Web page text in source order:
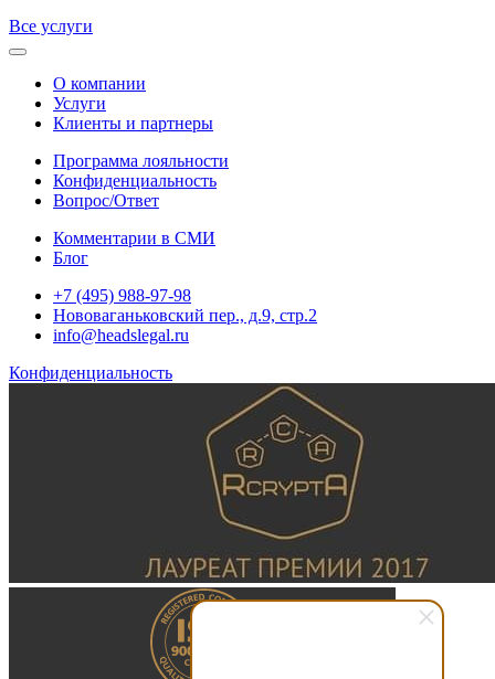
Все услуги
О компании
Услуги
Клиенты и партнеры
Программа лояльности
Конфиденциальность
Вопрос/Ответ
Комментарии в СМИ
Блог
+7 (495) 988-97-98
Нововаганьковский пер., д.9, стр.2
info@headslegal.ru
Конфиденциальность